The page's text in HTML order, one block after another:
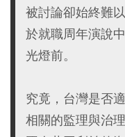
被討論卻始終難
於就職周年演說
光燈前。
究竟，台灣是否
相關的監理與治